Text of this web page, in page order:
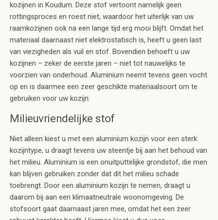
kozijnen in Koudum. Deze stof vertoont namelijk geen
rottingsproces en roest niet, waardoor het uiterlijk van uw
raamkozijnen ook na een lange tijd erg mooi blijft. Omdat het
materiaal daarnaast niet elektrostatisch is, heeft u geen last
van viezigheden als vuil en stof. Bovendien behoeft u uw
kozijnen – zeker de eerste jaren – niet tot nauwelijks te
voorzien van onderhoud. Aluminium neemt tevens geen vocht
op en is daarmee een zeer geschikte materiaalsoort om te
gebruiken voor uw kozijn.
Milieuvriendelijke stof
Niet alleen kiest u met een aluminium kozijn voor een sterk
kozijntype, u draagt tevens uw steentje bij aan het behoud van
het milieu. Aluminium is een onuitputtelijke grondstof, die men
kan blijven gebruiken zonder dat dit het milieu schade
toebrengt. Door een aluminium kozijn te nemen, draagt u
daarom bij aan een klimaatneutrale woonomgeving. De
stofsoort gaat daarnaast jaren mee, omdat het een zeer